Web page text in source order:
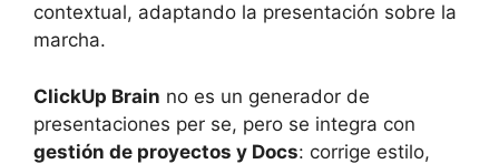
contextual, adaptando la presentación sobre la
marcha.
ClickUp Brain no es un generador de
presentaciones per se, pero se integra con
gestión de proyectos y Docs: corrige estilo,